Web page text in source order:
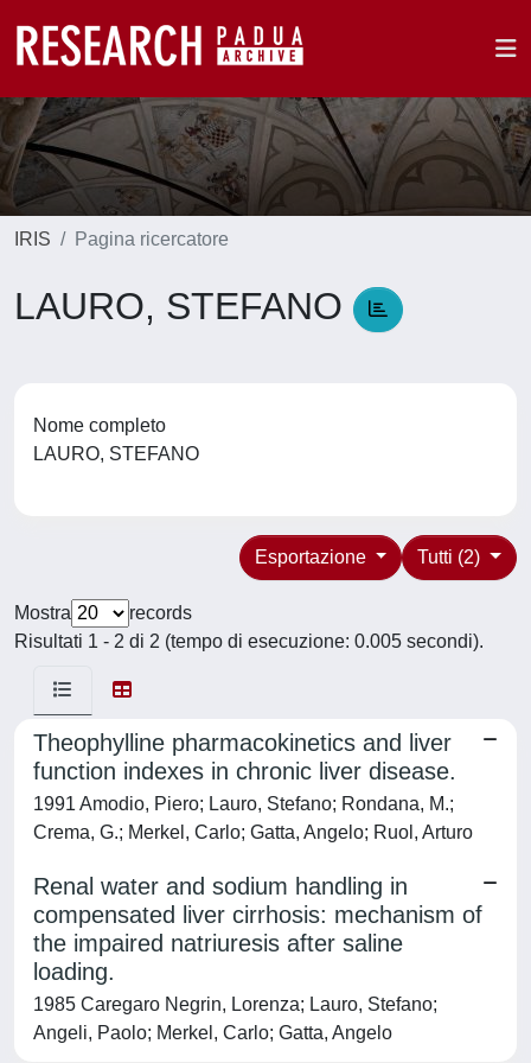
IRIS Pagina ricercatore
LAURO, STEFANO
Nome completo
LAURO, STEFANO
Tutti (2)
Esportazione
Mostra
records
Risultati 1 - 2 di 2 (tempo di esecuzione: 0.005 secondi).
Theophylline pharmacokinetics and liver
function indexes in chronic liver disease.
1991 Amodio, Piero; Lauro, Stefano; Rondana, M.;
Crema, G.; Merkel, Carlo; Gatta, Angelo; Ruol, Arturo
Renal water and sodium handling in
compensated liver cirrhosis: mechanism of
the impaired natriuresis after saline
loading.
1985 Caregaro Negrin, Lorenza; Lauro, Stefano;
Angeli, Paolo; Merkel, Carlo; Gatta, Angelo